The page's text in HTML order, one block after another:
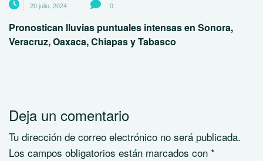
20 julio, 2024 0
Pronostican lluvias puntuales intensas en Sonora,
Veracruz, Oaxaca, Chiapas y Tabasco
Deja un comentario
Tu dirección de correo electrónico no será publicada.
Los campos obligatorios están marcados con *